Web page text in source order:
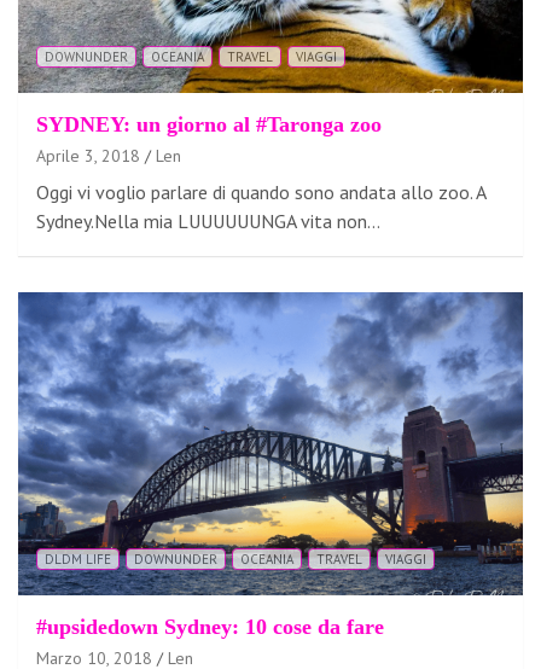
DOWNUNDER OCEANIA TRAVEL VIAGGI
SYDNEY: un giorno al #Taronga zoo
Aprile 3, 2018 Len
Oggi vi voglio parlare di quando sono andata allo zoo. A
Sydney.Nella mia LUUUUUUNGA vita non…
DLDM LIFE DOWNUNDER OCEANIA TRAVEL VIAGGI
#upsidedown Sydney: 10 cose da fare
Marzo 10, 2018 Len